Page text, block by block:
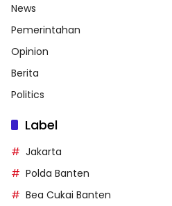
News
Pemerintahan
Opinion
Berita
Politics
Label
Jakarta
Polda Banten
Bea Cukai Banten